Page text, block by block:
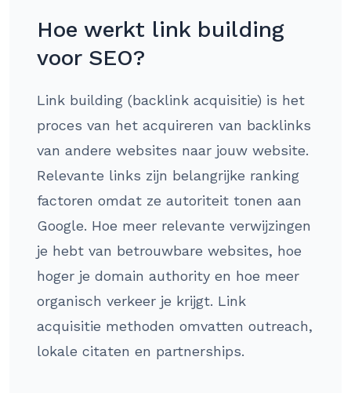
Hoe werkt link building
voor SEO?
Link building (backlink acquisitie) is het
proces van het acquireren van backlinks
van andere websites naar jouw website.
Relevante links zijn belangrijke ranking
factoren omdat ze autoriteit tonen aan
Google. Hoe meer relevante verwijzingen
je hebt van betrouwbare websites, hoe
hoger je domain authority en hoe meer
organisch verkeer je krijgt. Link
acquisitie methoden omvatten outreach,
lokale citaten en partnerships.